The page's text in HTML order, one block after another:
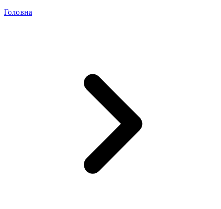
Головна